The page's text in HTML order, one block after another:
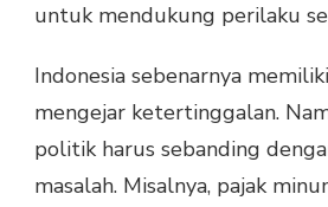
untuk mendukung perilaku
Indonesia sebenarnya
mengejar ketertinggalan.
politik harus sebanding
masalah. Misalnya, pajak